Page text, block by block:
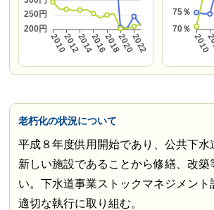
老朽化の状況について
平成８年度供用開始であり、公共下水
新しい施設であることから修繕、改築
い。下水道事業ストックマネジメント
適切な執行に取り組む。